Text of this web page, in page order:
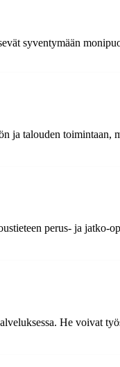
syventymään
ja talouden toimintaan,
perus- ja jatko-
He voivat